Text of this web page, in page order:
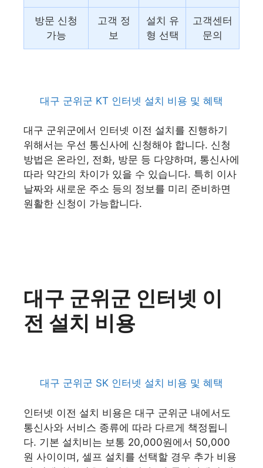
방문 신청
가능
고객 정
보
설치 유
형 선택
고객센터
문의
대구 군위군 KT 인터넷 설치 비용 및 혜택
대구 군위군에서 인터넷 이전 설치를 진행하기
위해서는 우선 통신사에 신청해야 합니다. 신청
방법은 온라인, 전화, 방문 등 다양하며, 통신사에
따라 약간의 차이가 있을 수 있습니다. 특히 이사
날짜와 새로운 주소 등의 정보를 미리 준비하면
원활한 신청이 가능합니다.
대구 군위군 인터넷 이
전 설치 비용
대구 군위군 SK 인터넷 설치 비용 및 혜택
인터넷 이전 설치 비용은 대구 군위군 내에서도
통신사와 서비스 종류에 따라 다르게 책정됩니
다. 기본 설치비는 보통 20,000원에서 50,000
원 사이이며, 셀프 설치를 선택할 경우 추가 비용